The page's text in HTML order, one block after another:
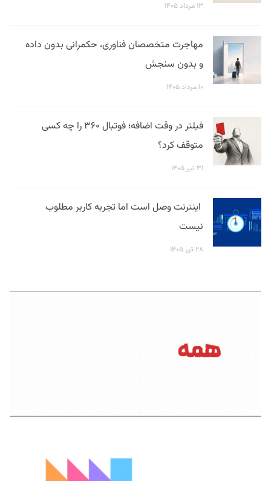
۱۳ مرداد ۱۴۰۵
مهاجرت متخصصان فناوری، حکمرانی بدون داده
و بدون سنجش
۱۰ مرداد ۱۴۰۵
فیلتر در وقت اضافه؛ فوتبال ۳۶۰ را چه کسی
متوقف کرد؟
۳۱ تیر ۱۴۰۵
اینترنت وصل است اما تجربه کاربر مطلوب
نیست
۲۸ تیر ۱۴۰۵